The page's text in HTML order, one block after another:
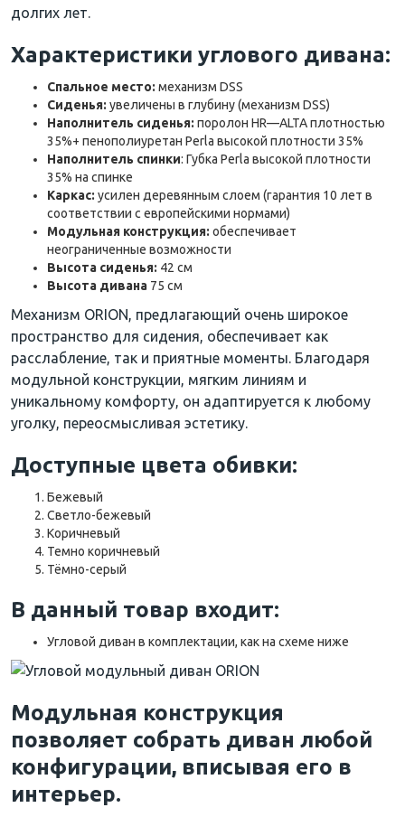
долгих лет.
Характеристики углового дивана:
Спальное место: механизм DSS
Сиденья: увеличены в глубину(механизм DSS)
Наполнитель сиденья: поролон HR—ALTAплотностью
35%+ пенополиуретан Perla высокой плотности 35%
Наполнитель спинки: Губка Perla высокой плотности
35% на спинке
Каркас: усилен деревянным слоем (гарантия 10 лет в
соответствии с европейскими нормами)
Модульная конструкция: обеспечивает
неограниченные возможности
Высота сиденья: 42 см
Высота дивана 75 см
Механизм ORION, предлагающий очень широкое
пространство для сидения, обеспечивает как
расслабление, так и приятные моменты. Благодаря
модульной конструкции, мягким линиям и
уникальному комфорту, он адаптируется к любому
уголку, переосмысливая эстетику.
Доступные цвета обивки:
Бежевый
Светло-бежевый
Коричневый
Темно коричневый
Тёмно-серый
В данный товар входит:
Угловой диван в комплектации, как на схеме ниже
Модульная конструкция
позволяет собрать диван любой
конфигурации, вписывая его в
интерьер.